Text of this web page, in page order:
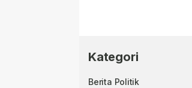
Kategori
Berita Politik